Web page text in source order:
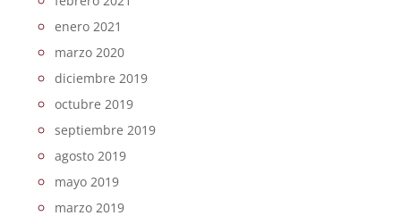
enero 2021
marzo 2020
diciembre 2019
octubre 2019
septiembre 2019
agosto 2019
mayo 2019
marzo 2019